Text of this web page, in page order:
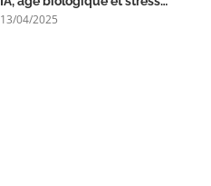
13/04/2025